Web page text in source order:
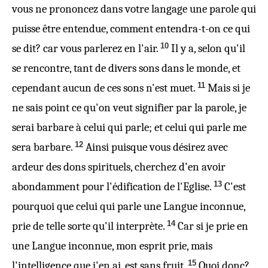
vous ne prononcez dans votre langage une parole qui
puisse être entendue, comment entendra-t-on ce qui
se dit? car vous parlerez en l'air. 10 Il y a, selon qu'il
se rencontre, tant de divers sons dans le monde, et
cependant aucun de ces sons n'est muet. 11 Mais si je
ne sais point ce qu'on veut signifier par la parole, je
serai barbare à celui qui parle; et celui qui parle me
sera barbare. 12 Ainsi puisque vous désirez avec
ardeur des dons spirituels, cherchez d'en avoir
abondamment pour l'édification de l'Eglise. 13 C'est
pourquoi que celui qui parle une Langueinconnue,
prie de telle sorte qu'il interprète. 14 Car si je prie en
une Langueinconnue, mon esprit prie, mais
15